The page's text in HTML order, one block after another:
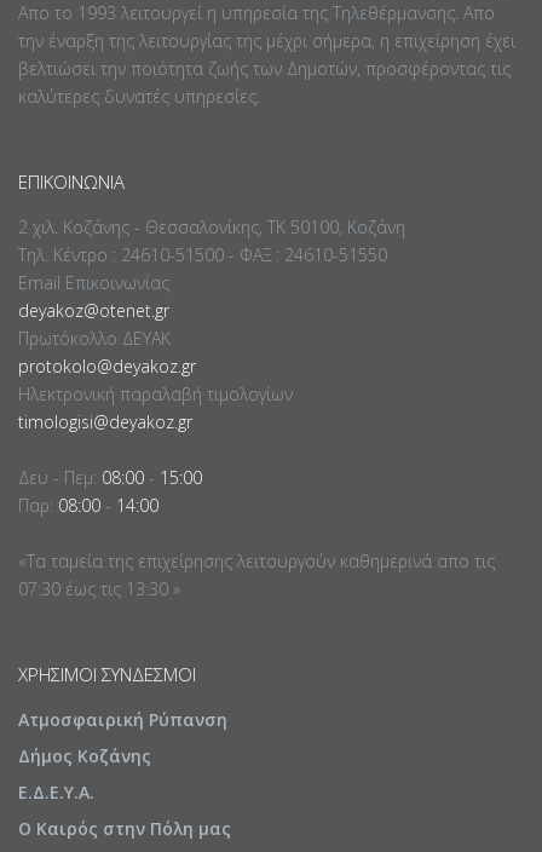
Απο το 1993 λειτουργεί η υπηρεσία της Τηλεθέρμανσης. Απο
την έναρξη της λειτουργίας της μέχρι σήμερα, η επιχείρηση έχει
βελτιώσει την ποιότητα ζωής των Δημοτών, προσφέροντας τις
καλύτερες δυνατές υπηρεσίες.
ΕΠΙΚΟΙΝΩΝΊΑ
2 χιλ. Κοζάνης - Θεσσαλονίκης, ΤΚ 50100, Κοζάνη
Τηλ. Κέντρο : 24610-51500 - ΦΑΞ : 24610-51550
Email Επικοινωνίας
deyakoz@otenet.gr
Πρωτόκολλο ΔΕΥΑΚ
protokolo@deyakoz.gr
Ηλεκτρονική παραλαβή τιμολογίων
timologisi@deyakoz.gr
Δευ - Πεμ: 08:00 - 15:00
Παρ: 08:00 - 14:00
«Τα ταμεία της επιχείρησης λειτουργούν καθημερινά απο τις
07:30 έως τις 13:30 »
ΧΡΉΣΙΜΟΙ ΣΎΝΔΕΣΜΟΙ
Ατμοσφαιρική Ρύπανση
Δήμος Κοζάνης
Ε.Δ.Ε.Υ.Α.
Ο Καιρός στην Πόλη μας